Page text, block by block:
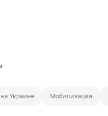
Украине Мобилизация